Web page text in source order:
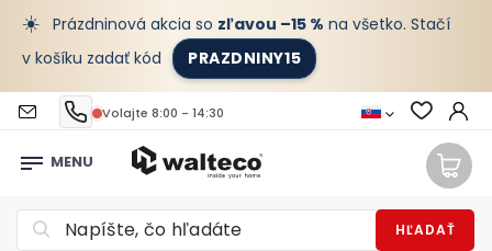
☀️ Prázdninová akcia so zľavou –15 % na všetko. Stačí
v košíku zadať kód
PRAZDNINY15
Volajte 8:00 - 14:30
HĽADAŤ